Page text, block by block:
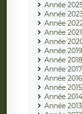
Année
Année
Année
Année
Année
Année 2019
Année
Année
Année
Année
Année
Année